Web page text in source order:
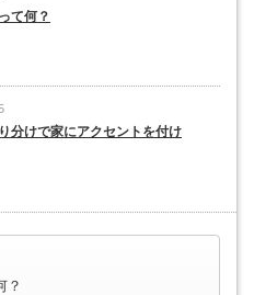
て何？
分けで家にアクセントを付け
？